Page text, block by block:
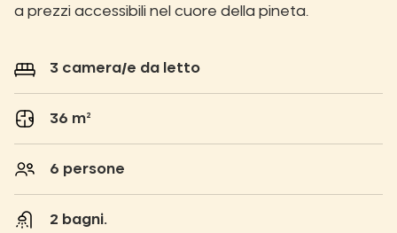
a prezzi accessibili nel cuore della pineta.
3 camera/e da letto
36 m²
6 persone
2 bagni.